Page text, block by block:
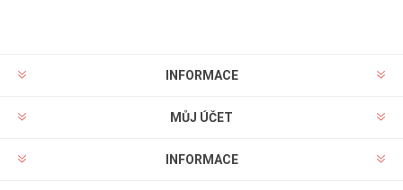
INFORMACE
MŮJ ÚČET
INFORMACE